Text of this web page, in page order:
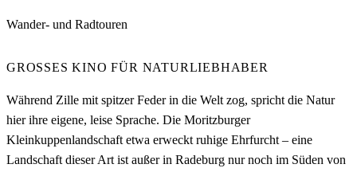
Wander- und Radtouren
GROSSES KINO FÜR NATURLIEBHABER
Während Zille mit spitzer Feder in die Welt zog, spricht die Natur
hier ihre eigene, leise Sprache. Die Moritzburger
Kleinkuppenlandschaft etwa erweckt ruhige Ehrfurcht – eine
Landschaft dieser Art ist außer in Radeburg nur noch im Süden von